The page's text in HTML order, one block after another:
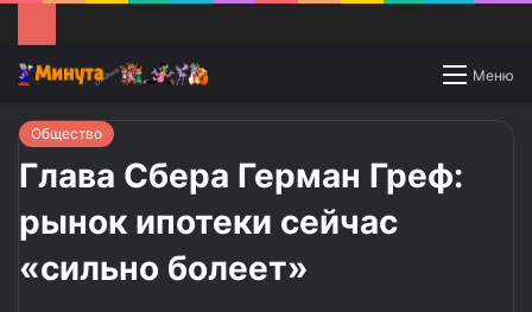
Меню
Switch
Общество
Глава Сбера Герман Греф:
рынок ипотеки сейчас
«сильно болеет»